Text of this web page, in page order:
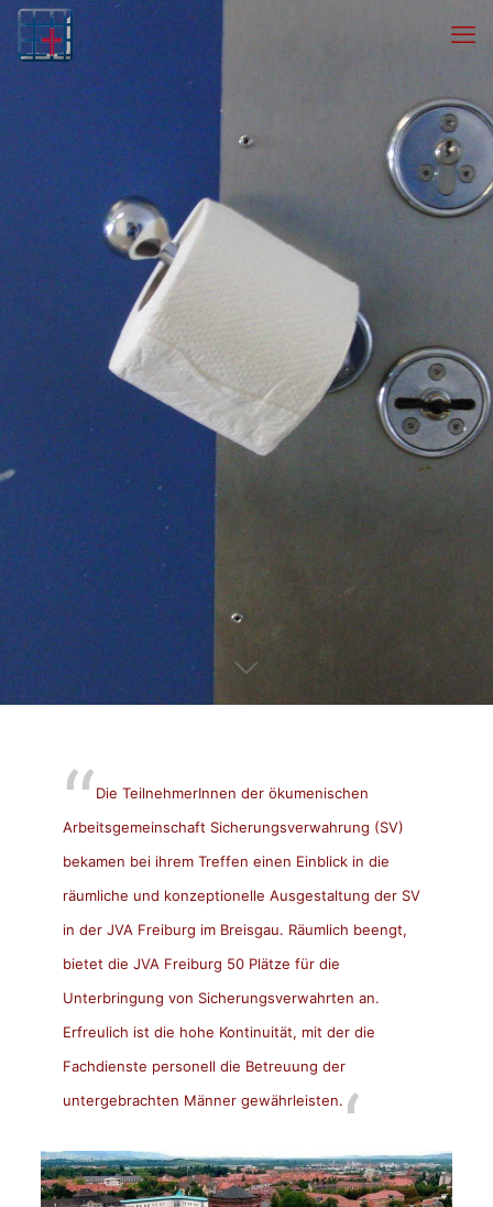
Die TeilnehmerInnen der ökumenischen
Arbeitsgemeinschaft Sicherungsverwahrung (SV)
bekamen bei ihrem Treffen einen Einblick in die
räumliche und konzeptionelle Ausgestaltung der SV
in der JVA Freiburg im Breisgau. Räumlich beengt,
bietet die JVA Freiburg 50 Plätze für die
Unterbringung von Sicherungsverwahrten an.
Erfreulich ist die hohe Kontinuität, mit der die
Fachdienste personell die Betreuung der
untergebrachten Männer gewährleisten.